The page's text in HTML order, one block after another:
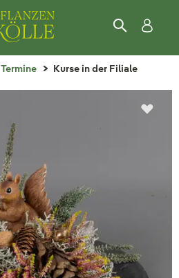
Termine Kurse in der Filiale